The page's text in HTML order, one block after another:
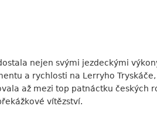
nejen svými jezdeckými
a rychlosti na Lerryho
až mezi top patnáctku českých
vítězství.